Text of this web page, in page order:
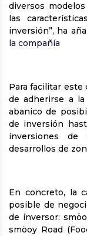
diversos
las
inversión”, ha
la compañía
Para facilitar este
de adherirse a
abanico de
de inversión
inversiones de
desarrollos de
En concreto, la
posible de
de inversor:
smöoy Road